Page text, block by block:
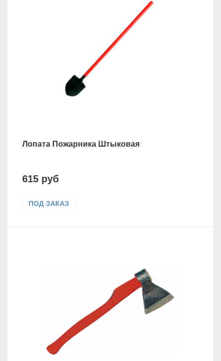
Лопата Пожарника Штыковая
615 руб
ПОД ЗАКАЗ